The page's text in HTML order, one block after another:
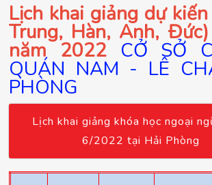
Lịch khai giảng dự
Trung, Hàn, Anh,
năm 2022 CỞ SỞ
QUÁN NAM - LÊ
PHÒNG
Lịch khai giảng khóa học ngoại
6/2022 tại Hải Phòng